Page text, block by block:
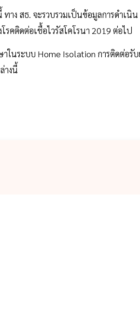
าง สธ. จะรวบรวมเป็นข้อมูลการดำเนิน
คติดต่อเชื้อไวรัสโคโรนา 2019 ต่อไป
ในระบบ Home Isolation การติดต่อรับ
างนี้